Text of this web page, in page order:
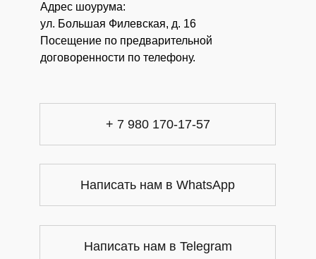
Адрес шоурума:
ул. Большая Филевская, д. 16
Посещение по предварительной
договоренности по телефону.
+ 7 980 170-17-57
Написать нам в WhatsApp
Написать нам в Telegram